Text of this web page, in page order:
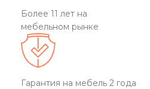
Более 11 лет на
мебельном рынке
Гарантия на мебель 2 года